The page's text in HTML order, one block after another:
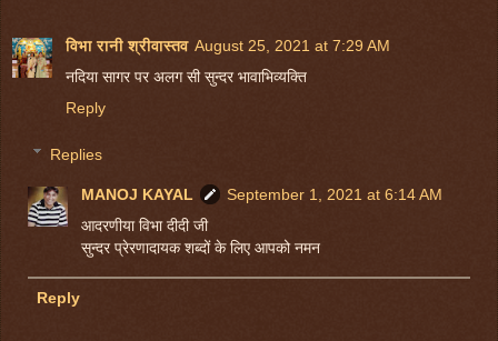
विभा रानी श्रीवास्तव August 25, 2021 at 7:29 AM
नदिया सागर पर अलग सी सुन्दर भावाभिव्यक्ति
Reply
Replies
MANOJ KAYAL
September 1, 2021 at 6:14 AM
आदरणीया विभा दीदी जी
सुन्दर प्रेरणादायक शब्दों के लिए आपको नमन
Reply